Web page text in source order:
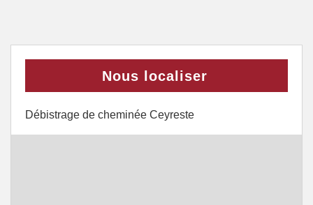
Nous localiser
Débistrage de cheminée Ceyreste